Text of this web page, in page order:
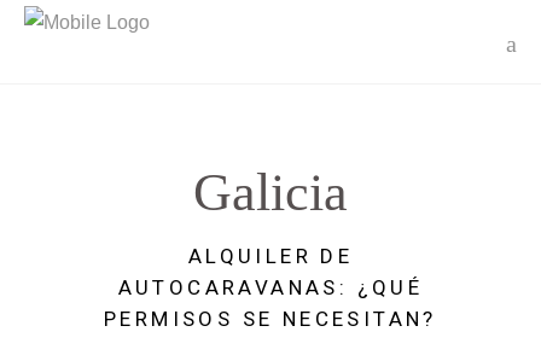
Galicia
ALQUILER DE
AUTOCARAVANAS: ¿QUÉ
PERMISOS SE NECESITAN?